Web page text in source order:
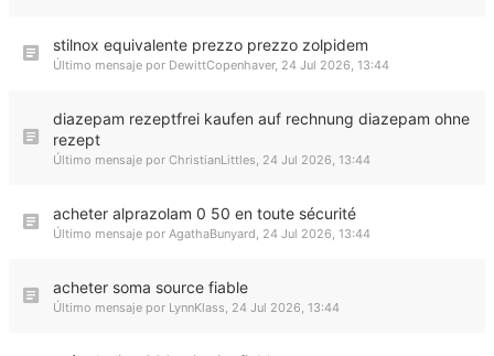
stilnox equivalente prezzo prezzo zolpidem
Último mensaje por DewittCopenhaver, 24 Jul 2026, 13:44
diazepam rezeptfrei kaufen auf rechnung diazepam ohne
rezept
Último mensaje por ChristianLittles, 24 Jul 2026, 13:44
acheter alprazolam 0 50 en toute sécurité
Último mensaje por AgathaBunyard, 24 Jul 2026, 13:44
acheter soma source fiable
Último mensaje por LynnKlass, 24 Jul 2026, 13:44